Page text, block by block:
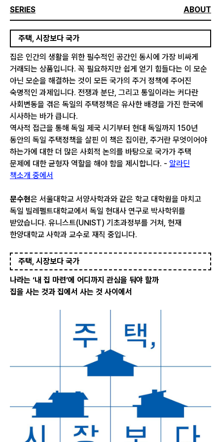
SERIES ABOUT
주택, 시장보다 국가
집은 인간의 생활을 위한 필수적인 공간인 동시에 가장 비싸게
거래되는 상품입니다. 꼭 필요하지만 쉽게 얻기 힘들다는 이 모순
아닌 모순을 해결하는 것이 모든 국가의 주거 정책에 주어진
숙명적인 과제입니다. 전쟁과 분단, 그리고 통일이라는 커다란
사회변동을 겪은 독일의 주택정책은 유사한 배경을 가진 한국에
시사하는 바가 큽니다.
역사적 접근을 통해 독일 제국 시기부터 현대 독일까지 150년
동안의 독일 주택정책을 살핀 이 책은 집이란, 주거란 무엇이어야
하는가에 대한 더 많은 사회적 논의를 바탕으로 국가가 주택
문제에 대한 균형자 역할을 해야 함을 제시합니다. - 알라딘
책소개 중에서
문수현은 서울대학교 서양사학과와 같은 학교 대학원을 마치고
독일 빌레펠트대학교에서 독일 현대사 연구로 박사학위를
받았습니다. 유니스트(UNIST) 기초과정부를 거쳐, 현재
한양대학교 사학과 교수로 재직 중입니다.
주택, 시장보다 국가
나라는 ‘내 집 마련’에 어디까지 관심을 둬야 할까
집을 사는 것과 집에서 사는 것 사이에서